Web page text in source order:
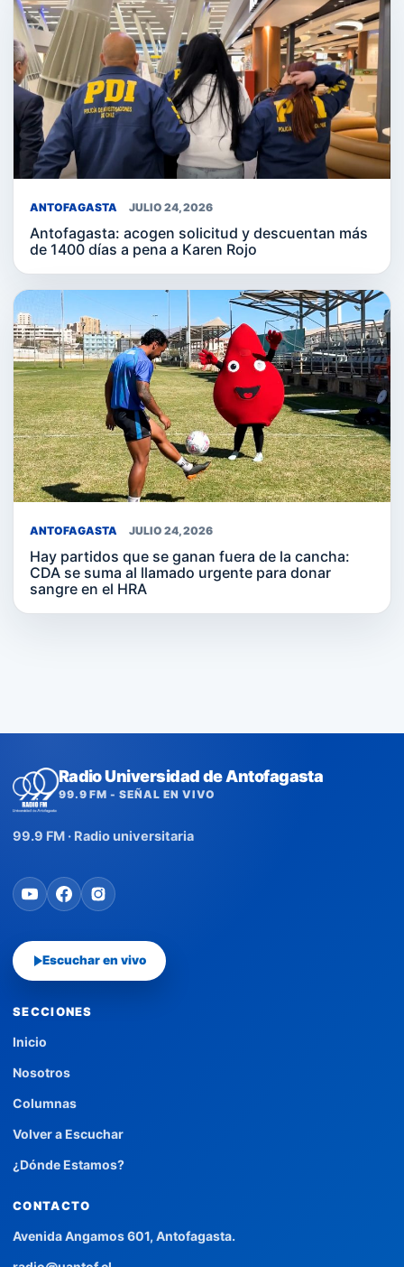
ANTOFAGASTA JULIO 24, 2026
Antofagasta: acogen solicitud y descuentan más
de 1400 días a pena a Karen Rojo
ANTOFAGASTA JULIO 24, 2026
Hay partidos que se ganan fuera de la cancha:
CDA se suma al llamado urgente para donar
sangre en el HRA
Radio Universidad de Antofagasta
99.9 FM - SEÑAL EN VIVO
99.9 FM · Radio universitaria
Escuchar en vivo
SECCIONES
Inicio
Nosotros
Columnas
Volver a Escuchar
¿Dónde Estamos?
CONTACTO
Avenida Angamos 601, Antofagasta.